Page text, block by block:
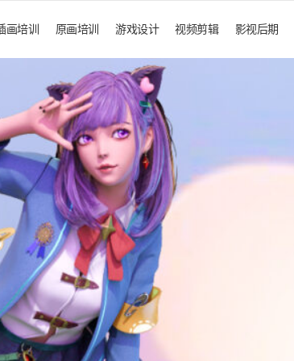
画培训 原画培训 游戏设计 视频剪辑 影视后期